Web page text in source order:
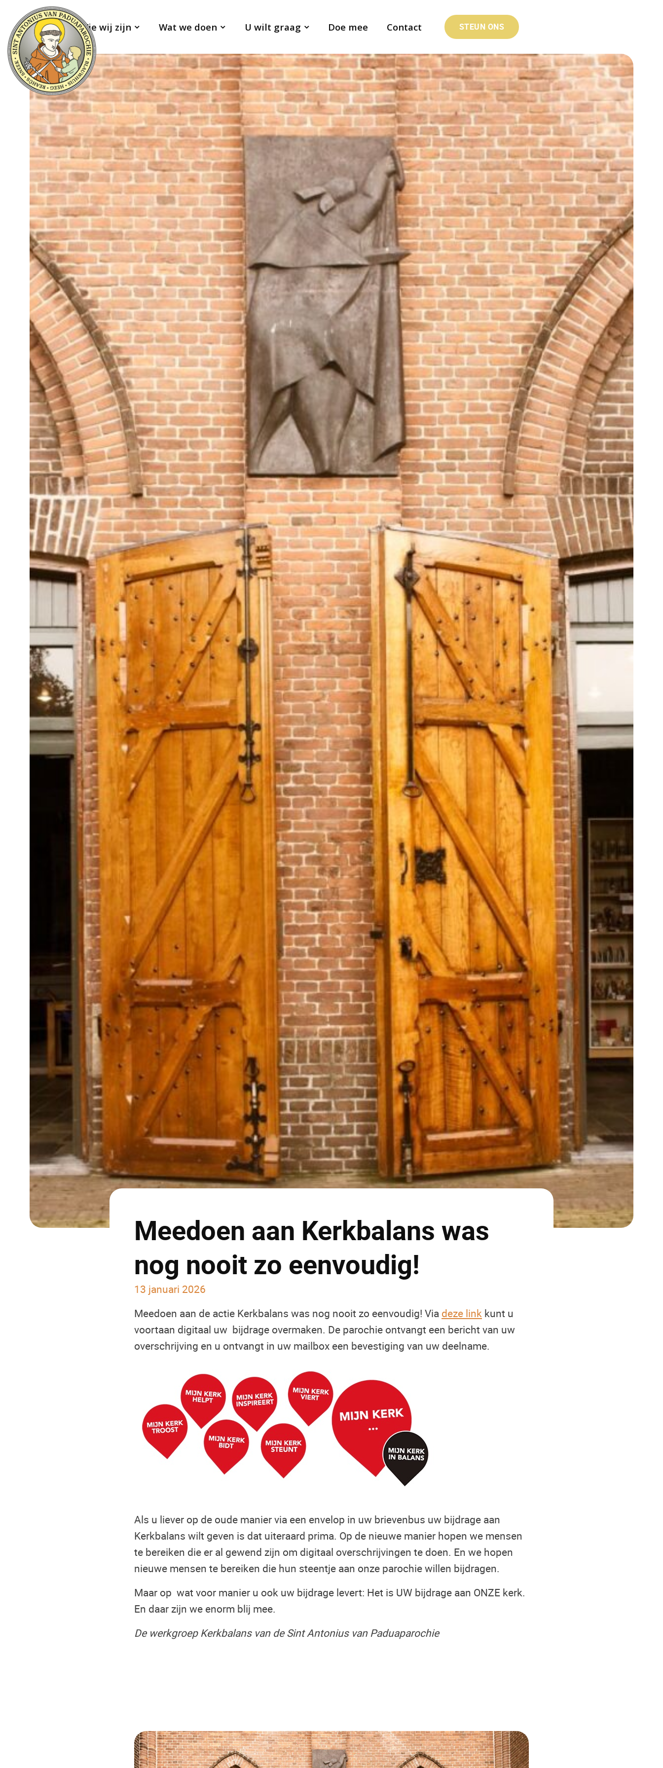
Wie wij zijn Wat we doen U wilt graag Doe mee Contact STEUN ONS
Meedoen aan Kerkbalans was
nog nooit zo eenvoudig!
13 januari 2026
Meedoen aan de actie Kerkbalans was nog nooit zo eenvoudig! Via deze link kunt u
voortaan digitaal uw bijdrage overmaken. De parochie ontvangt een bericht van uw
overschrijving en u ontvangt in uw mailbox een bevestiging van uw deelname.
Als u liever op de oude manier via een envelop in uw brievenbus uw bijdrage aan
Kerkbalans wilt geven is dat uiteraard prima. Op de nieuwe manier hopen we mensen
te bereiken die er al gewend zijn om digitaal overschrijvingen te doen. En we hopen
nieuwe mensen te bereiken die hun steentje aan onze parochie willen bijdragen.
Maar op wat voor manier u ook uw bijdrage levert: Het is UW bijdrage aan ONZE kerk.
En daar zijn we enorm blij mee.
De werkgroep Kerkbalans van de Sint Antonius van Paduaparochie